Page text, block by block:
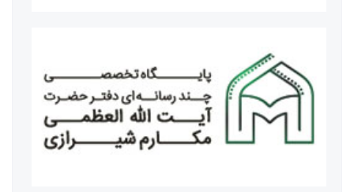
دکتر مسعود پزشکیان رئیس جمهوری اسلامی ایران